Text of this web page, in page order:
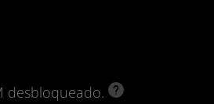
desbloqueado.